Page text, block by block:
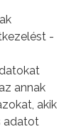
-
annak
akik
adatot